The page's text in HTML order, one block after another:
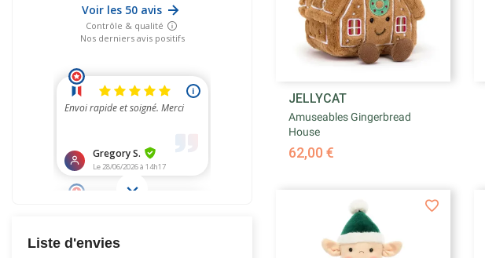
Liste d'envies
Aperçu rapide
JELLYCAT
Amuseables Gingerbread
House
62,00 €